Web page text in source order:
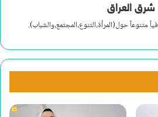
شرق العراق
حول(المرأة،التنوع،المجتمع،والشباب).